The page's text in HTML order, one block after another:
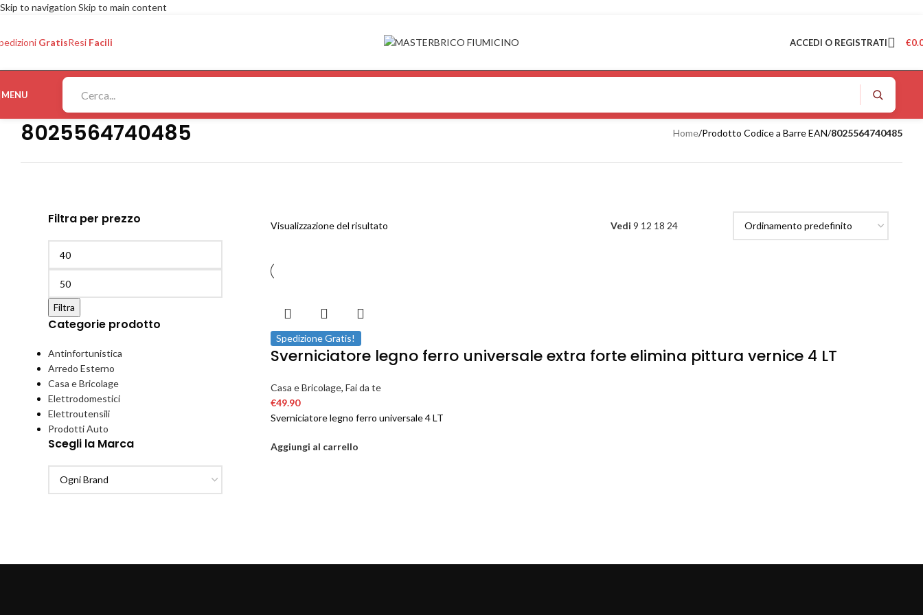
Skip to navigation Skip to main content
GratisResi Facili ACCEDI O REGISTRATI €
MENU
8025564740485 Home/Prodotto Codice a Barre EAN/8025564740485
Filtra per prezzo
Filtra
Categorie prodotto
Antinfortunistica
Arredo Esterno
Casa e Bricolage
Elettrodomestici
Elettroutensili
Prodotti Auto
Scegli la Marca
Visualizzazione del risultato Vedi 9 12 18 24
Spedizione Gratis!
Sverniciatore legno ferro universale extra forte elimina pittura vernice 4 LT
Casa e Bricolage, Fai da te
€49.90
Sverniciatore legno ferro universale 4 LT
Aggiungi al carrello